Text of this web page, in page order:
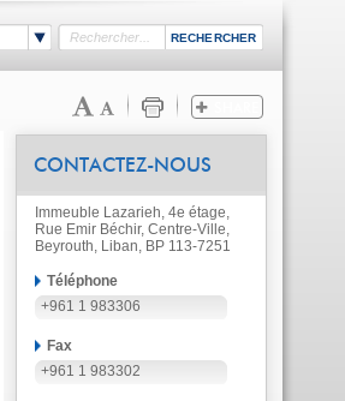
CONTACTEZ-NOUS
Immeuble Lazarieh, 4e étage,
Rue Emir Béchir, Centre-Ville,
Beyrouth, Liban, BP 113-7251
Téléphone
+961 1 983306
Fax
+961 1 983302